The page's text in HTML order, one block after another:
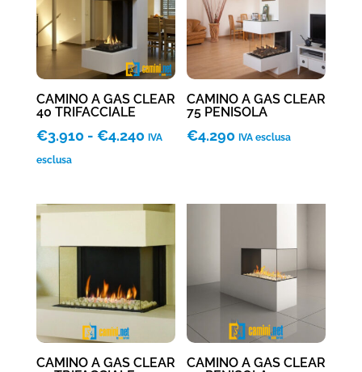
CAMINO A GAS CLEAR
40 TRIFACCIALE
€3.910 - €4.240Fascia
IVA
esclusa
CAMINO A GAS CLEAR
75 PENISOLA
€4.290 IVA esclusa
CAMINO A GAS CLEAR
CAMINO A GAS CLEAR